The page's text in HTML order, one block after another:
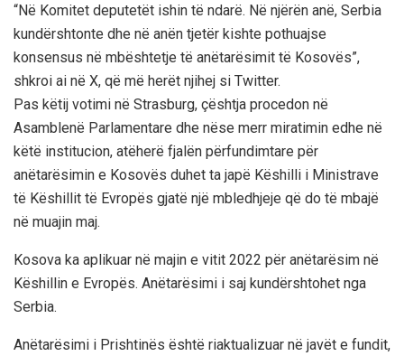
“Në Komitet deputetët ishin të ndarë. Në njërën anë, Serbia
kundërshtonte dhe në anën tjetër kishte pothuajse
konsensus në mbështetje të anëtarësimit të Kosovës”,
shkroi ai në X, që më herët njihej si Twitter.
Pas këtij votimi në Strasburg, çështja procedon në
Asamblenë Parlamentare dhe nëse merr miratimin edhe në
këtë institucion, atëherë fjalën përfundimtare për
anëtarësimin e Kosovës duhet ta japë Këshilli i Ministrave
të Këshillit të Evropës gjatë një mbledhjeje që do të mbajë
në muajin maj.
Kosova ka aplikuar në majin e vitit 2022 për anëtarësim në
Këshillin e Evropës. Anëtarësimi i saj kundërshtohet nga
Serbia.
Anëtarësimi i Prishtinës është riaktualizuar në javët e fundit,